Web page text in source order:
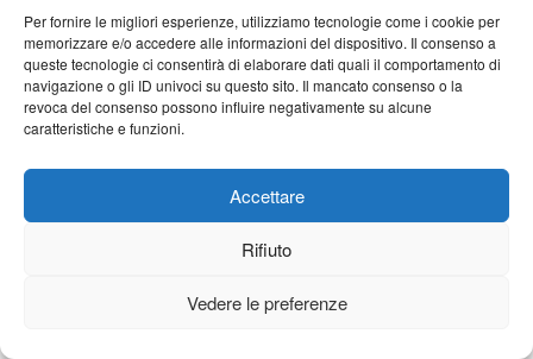
Per fornire le migliori esperienze, utilizziamo tecnologie come i cookie per
memorizzare e/o accedere alle informazioni del dispositivo. Il consenso a
queste tecnologie ci consentirà di elaborare dati quali il comportamento di
navigazione o gli ID univoci su questo sito. Il mancato consenso o la
revoca del consenso possono influire negativamente su alcune
caratteristiche e funzioni.
Accettare
Rifiuto
Vedere le preferenze
©Franck Cluzel, ©Rémy Vroonen, ©La Chaîne du Triathlon ©
Emma Comte ///Note Legali